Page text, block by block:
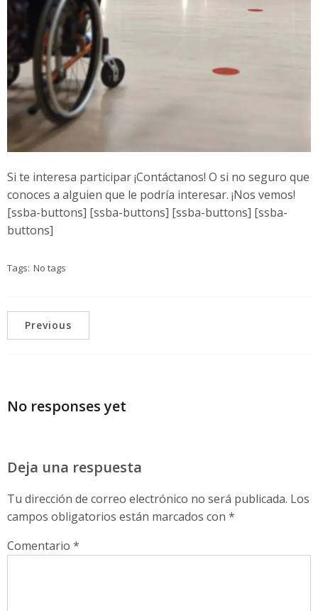
Si te interesa participar ¡Contáctanos! O si no seguro que
conoces a alguien que le podría interesar. ¡Nos vemos!
[ssba-buttons] [ssba-buttons] [ssba-buttons] [ssba-
buttons]
Tags: No tags
Previous
No responses yet
Deja una respuesta
Tu dirección de correo electrónico no será publicada. Los
campos obligatorios están marcados con *
Comentario *